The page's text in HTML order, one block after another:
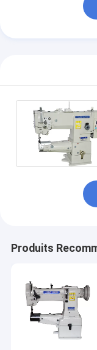
Produits